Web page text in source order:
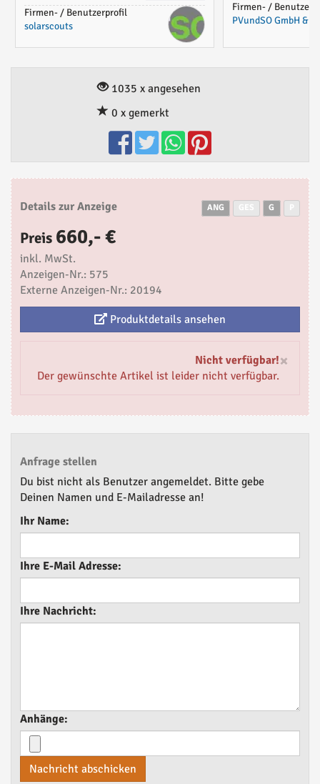
Firmen- / Benutzerprofil
solarscouts
Firmen- /
PVundSO GmbH &
1035 x angesehen
0 x gemerkt
Details zur Anzeige ANG G
Preis 660,- €
inkl. MwSt.
Anzeigen-Nr.: 575
Externe Anzeigen-Nr.: 20194
Produktdetails ansehen
×
Nicht verfügbar!
Der gewünschte Artikel ist leider nicht verfügbar.
Anfrage stellen
Du bist nicht als Benutzer angemeldet. Bitte gebe
Deinen Namen und E-Mailadresse an!
Ihr Name:
Ihre E-Mail Adresse:
Ihre Nachricht:
Anhänge:
Nachricht abschicken